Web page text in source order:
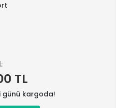
TL
günü kargoda!